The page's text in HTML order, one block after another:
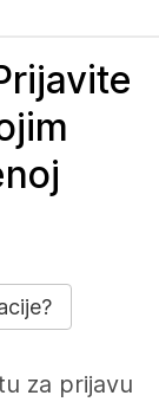
za prijavu